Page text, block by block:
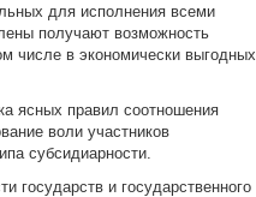
для исполнения всеми
получают возможность
числе в экономически выгодных
ясных правил соотношения
воли участников
субсидиарности.
государств и государственного